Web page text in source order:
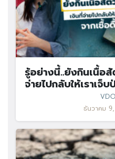
รู้อย่างนี้..ยังกินเนื้อ
จ่ายไปกลับให้เราเจ็
VDO
ธันวาคม